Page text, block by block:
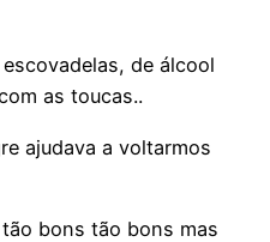
de álcool
as toucas..
ajudava a voltarmos
bons tão bons mas